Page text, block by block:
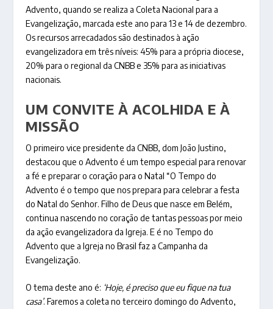
Advento, quando se realiza a Coleta Nacional para a
Evangelização, marcada este ano para 13 e 14 de dezembro.
Os recursos arrecadados são destinados à ação
evangelizadora em três níveis: 45% para a própria diocese,
20% para o regional da CNBB e 35% para as iniciativas
nacionais.
UM CONVITE À ACOLHIDA E À
MISSÃO
O primeiro vice presidente da CNBB, dom João Justino,
destacou que o Advento é um tempo especial para renovar
a fé e preparar o coração para o Natal “O Tempo do
Advento é o tempo que nos prepara para celebrar a festa
do Natal do Senhor. Filho de Deus que nasce em Belém,
continua nascendo no coração de tantas pessoas por meio
da ação evangelizadora da Igreja. E é no Tempo do
Advento que a Igreja no Brasil faz a Campanha da
Evangelização.
O tema deste ano é: ‘Hoje, é preciso que eu fique na tua
casa’. Faremos a coleta no terceiro domingo do Advento,